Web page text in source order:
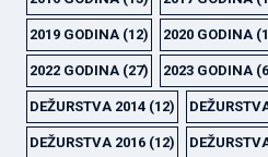
2019 GODINA (12) 2020 GODINA
2022 GODINA (27) 2023 GODINA
DEŽURSTVA 2014 (12)
DEŽURSTVA 2016 (12)